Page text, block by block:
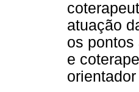
atuação
os pontos
e